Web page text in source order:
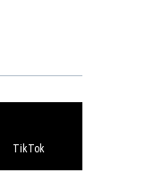
TikTok